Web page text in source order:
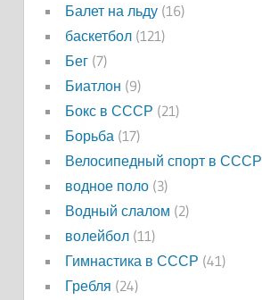
Балет на льду(16)
баскетбол(121)
Бег(7)
Биатлон (9)
Бокс в СССР (21)
Борьба (17)
Велосипедный спорт в СССР
водное поло(3)
Водный слалом (2)
волейбол(11)
Гимнастика в СССР (41)
Гребля (24)